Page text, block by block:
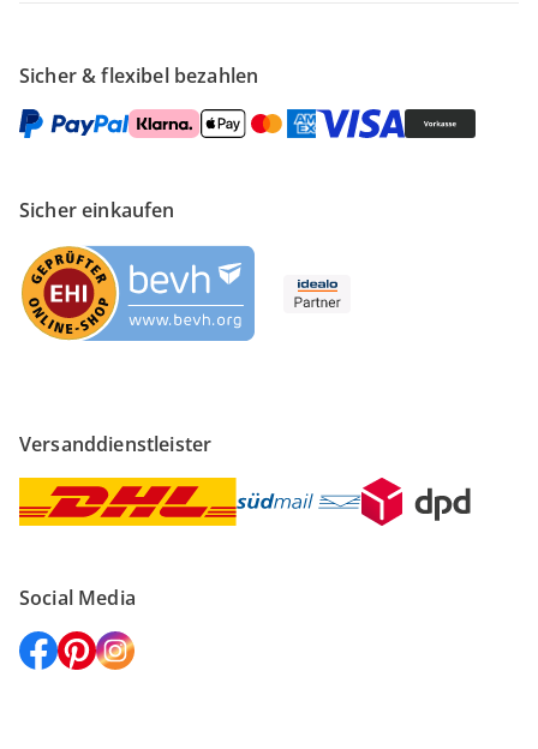
Sicher & flexibel bezahlen
Sicher einkaufen
Versanddienstleister
Social Media